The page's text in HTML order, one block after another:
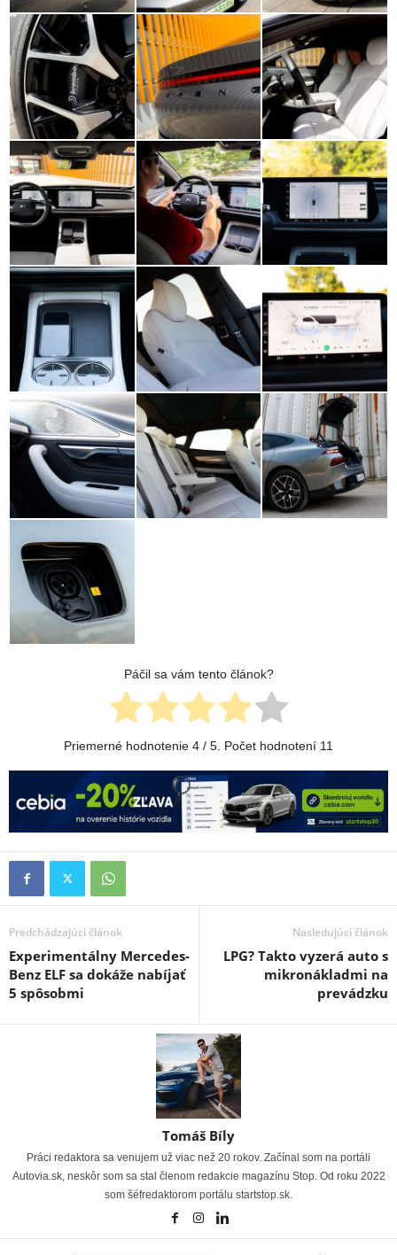
Páčil sa vám tento článok?
Priemerné hodnotenie 4 / 5. Počet hodnotení 11
Predchádzajúci článok
Experimentálny Mercedes-
Benz ELF sa dokáže nabíjať
5 spôsobmi
Nasledujúci článok
LPG? Takto vyzerá auto s
mikronákladmi na
prevádzku
Tomáš Bíly
Práci redaktora sa venujem už viac než 20 rokov. Začínal som na portáli
Autovia.sk, neskôr som sa stal členom redakcie magazínu Stop. Od roku 2022
som šéfredaktorom portálu startstop.sk.